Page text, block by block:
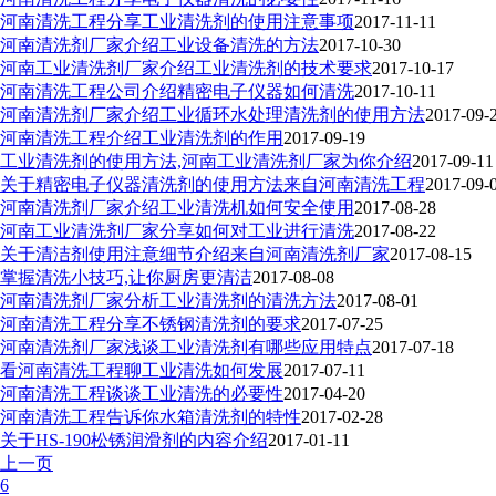
河南清洗工程分享工业清洗剂的使用注意事项2017-11-11
河南清洗剂厂家介绍工业设备清洗的方法2017-10-30
河南工业清洗剂厂家介绍工业清洗剂的技术要求2017-10-17
河南清洗工程公司介绍精密电子仪器如何清洗2017-10-11
河南清洗剂厂家介绍工业循环水处理清洗剂的使用方法2017-09-
河南清洗工程介绍工业清洗剂的作用 2017-09-19
工业清洗剂的使用方法,河南工业清洗剂厂家为你介绍2017-09-11
关于精密电子仪器清洗剂的使用方法来自河南清洗工程2017-09-
河南清洗剂厂家介绍工业清洗机如何安全使用 2017-08-28
河南工业清洗剂厂家分享如何对工业进行清洗2017-08-22
关于清洁剂使用注意细节介绍来自河南清洗剂厂家2017-08-15
掌握清洗小技巧,让你厨房更清洁2017-08-08
河南清洗剂厂家分析工业清洗剂的清洗方法2017-08-01
河南清洗工程分享不锈钢清洗剂的要求2017-07-25
河南清洗剂厂家浅谈工业清洗剂有哪些应用特点2017-07-18
看河南清洗工程聊工业清洗如何发展2017-07-11
河南清洗工程谈谈工业清洗的必要性2017-04-20
河南清洗工程告诉你水箱清洗剂的特性2017-02-28
关于HS-190松锈润滑剂的内容介绍2017-01-11
上一页
6